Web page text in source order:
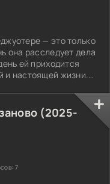
— это только
она расследует дела
ей приходится
и настоящей жизни.
и сложных
сейчас. А дома ее
подросток,
загадочной
(2025-
7